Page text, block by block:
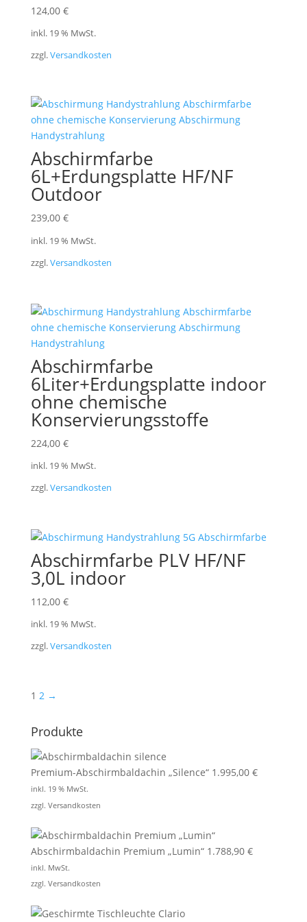
124,00 €
inkl. 19 % MwSt.
zzgl.Versandkosten
Abschirmfarbe
6L+Erdungsplatte HF/NF
Outdoor
239,00 €
inkl. 19 % MwSt.
zzgl.Versandkosten
Abschirmfarbe
6Liter+Erdungsplatte indoor
ohne chemische
Konservierungsstoffe
224,00 €
inkl. 19 % MwSt.
zzgl.Versandkosten
Abschirmfarbe PLV HF/NF
3,0L indoor
112,00 €
inkl. 19 % MwSt.
zzgl.Versandkosten
1 2 →
Produkte
Premium-Abschirmbaldachin „Silence“ 1.995,00 €
inkl. 19 % MwSt.
zzgl. Versandkosten
Abschirmbaldachin Premium „Lumin“ 1.788,90 €
inkl. MwSt.
zzgl. Versandkosten